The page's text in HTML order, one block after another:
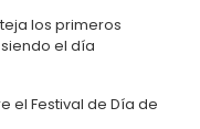
los primeros
el día
el Festival de Día de